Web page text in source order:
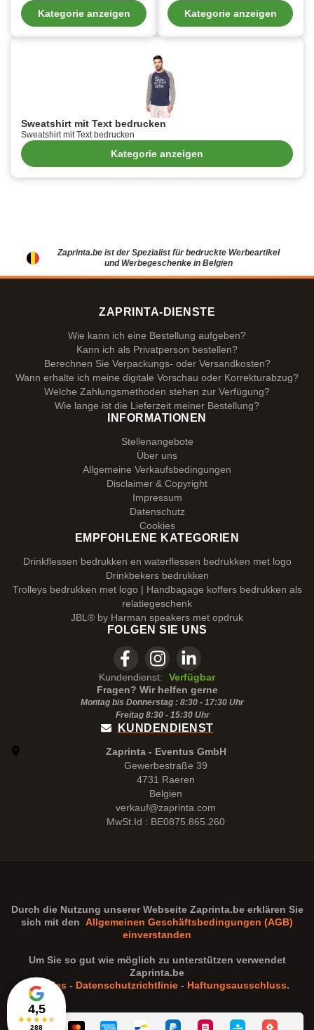
Kategorie anzeigen Kategorie anzeigen
Sweatshirt mit Text bedrucken
Sweatshirt mit Text bedrucken
Kategorie anzeigen
Zaprinta.be ist der Spezialist für bedruckte Werbeartikel
und Werbegeschenke in Belgien
4,5
★★★★★
288
ZAPRINTA-DIENSTE
Wie kann ich eine Bestellung aufgeben?
Kann ich als Privatperson bestellen?
Berechnen Sie Verpackungs- oder Versandkosten?
Wann erhalte ich meine digitale Vorschau oder Korrekturabzug?
Welche Zahlungsmethoden stehen zur Verfügung?
Wie lange ist die Lieferzeit meiner Bestellung?
INFORMATIONEN
Stellenangebote
Über uns
Allgemeine Verkaufsbedingungen
Disclaimer & Copyright
Impressum
Datenschutz
Cookies
EMPFOHLENE KATEGORIEN
Drinkflessen bedrukken en waterflessen bedrukken met logo
Drinkbekers bedrukken
Trolleys bedrukken met logo | Handbagage koffers bedrukken als
relatiegeschenk
JBL® by Harman speakers met opdruk
FOLGEN SIE UNS
Kundendienst:
Verfügbar
Fragen? Wir helfen gerne
Montag bis Donnerstag : 8:30 - 17:30 Uhr
Freitag 8:30 - 15:30Uhr
KUNDENDIENST
Zaprinta - Eventus GmbH
Gewerbestraße 39
4731 Raeren
Belgien
verkauf@zaprinta.com
MwSt.Id : BE0875.865.260
Durch die Nutzung unserer Webseite Zaprinta.beerklären Sie
sich mit den Allgemeinen Geschäftsbedingungen (AGB)
einverstanden
Um Sie so gut wie möglich zu unterstützen verwendet
Zaprinta.be
Cookies - Datenschutzrichtlinie - Haftungsausschluss.